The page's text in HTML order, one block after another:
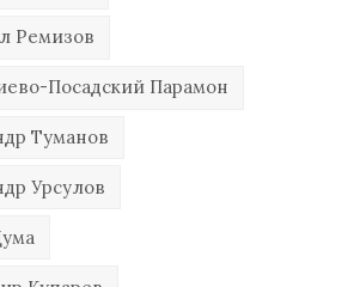
Ремизов
Посадский Парамон
Туманов
Урсулов